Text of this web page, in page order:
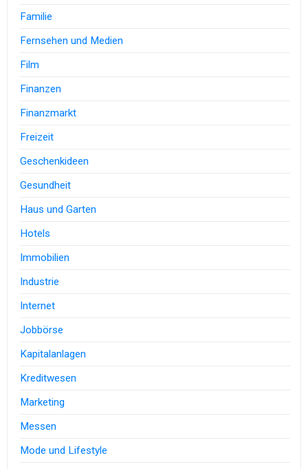
Familie
Fernsehen und Medien
Film
Finanzen
Finanzmarkt
Freizeit
Geschenkideen
Gesundheit
Haus und Garten
Hotels
Immobilien
Industrie
Internet
Jobbörse
Kapitalanlagen
Kreditwesen
Marketing
Messen
Mode und Lifestyle